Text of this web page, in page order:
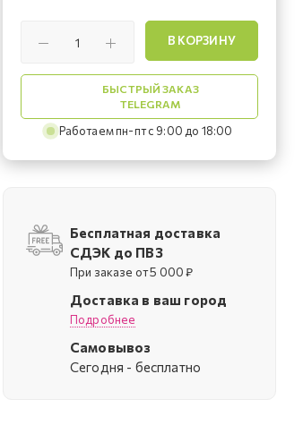
В КОРЗИНУ
БЫСТРЫЙ ЗАКАЗ
TELEGRAM
Работаем пн-пт с 9:00 до 18:00
Бесплатная доставка
СДЭК до ПВЗ
При заказе от 5 000 ₽
Доставка в ваш город
Подробнее
Самовывоз
Cегодня - бесплатно